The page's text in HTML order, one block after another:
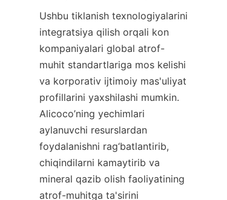
Ushbu tiklanish texnologiyalarini
integratsiya qilish orqali kon
kompaniyalari global atrof-
muhit standartlariga mos kelishi
va korporativ ijtimoiy mas'uliyat
profillarini yaxshilashi mumkin.
Alicoco’ning yechimlari
aylanuvchi resurslardan
foydalanishni rag‘batlantirib,
chiqindilarni kamaytirib va
mineral qazib olish faoliyatining
atrof-muhitga ta'sirini